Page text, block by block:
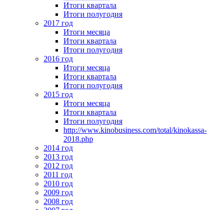
Итоги квартала
Итоги полугодия
2017 год
Итоги месяца
Итоги квартала
Итоги полугодия
2016 год
Итоги месяца
Итоги квартала
Итоги полугодия
2015 год
Итоги месяца
Итоги квартала
Итоги полугодия
http://www.kinobusiness.com/total/kinokassa-
2018.php
2014 год
2013 год
2012 год
2011 год
2010 год
2009 год
2008 год